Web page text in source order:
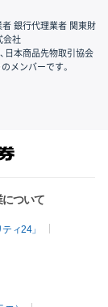
者 銀行代理業者 関東財
会社
日本商品先物取引協会
メンバーです。
ついて
ィ24」